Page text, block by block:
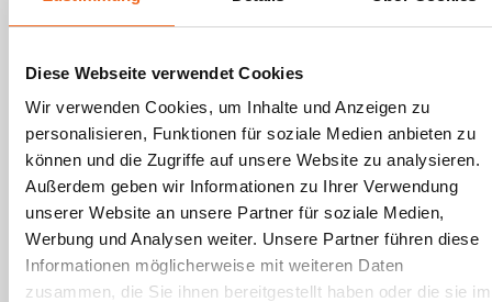
Diese Webseite verwendet Cookies
Wir verwenden Cookies, um Inhalte und Anzeigen zu
personalisieren, Funktionen für soziale Medien anbieten zu
können und die Zugriffe auf unsere Website zu analysieren.
Außerdem geben wir Informationen zu Ihrer Verwendung
unserer Website an unsere Partner für soziale Medien,
Werbung und Analysen weiter. Unsere Partner führen diese
Informationen möglicherweise mit weiteren Daten
zusammen, die Sie ihnen bereitgestellt haben oder die sie im
Tolles Projektmanagement und klasse
Golfurnieren vorhanden war, hat das
Team von KplusA alles klasse
organisiert und insbesondere die
Übersicht behalten, auch wenn es
brenzlig und zeitkritisch wurde. Von
der Planung, bis zur Orga und vor
allem des Projektmanagement war